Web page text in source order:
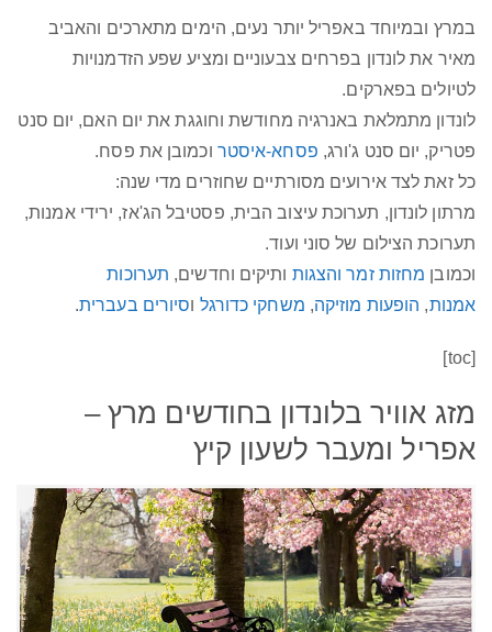
במרץ ובמיוחד באפריל יותר נעים, הימים מתארכים והאביב
מאיר את לונדון בפרחים צבעוניים ומציע שפע הזדמנויות
לטיולים בפארקים.
לונדון מתמלאת באנרגיה מחודשת וחוגגת את יום האם, יום סנט
פטריק, יום סנט ג'ורג, פסחא-איסטר וכמובן את פסח.
כל זאת לצד אירועים מסורתיים שחוזרים מדי שנה:
מרתון לונדון, תערוכת עיצוב הבית, פסטיבל הג'אז, ירידי אמנות,
תערוכת הצילום של סוני ועוד.
וכמובן מחזות זמר והצגות ותיקים וחדשים, תערוכות
אמנות, הופעות מוזיקה, משחקי כדורגל וסיורים בעברית.
[toc]
מזג אוויר בלונדון בחודשים מרץ –
אפריל ומעבר לשעון קיץ